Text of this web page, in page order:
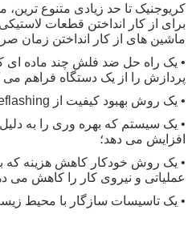
کریوجنیک تا حد زیادی متنوع ترین،
برای از کار انداختن قطعات
ماشین های از کار انداختن زمان
• یک راه حل ضد فلش چند ماده ای
پردازش را از یک دستگاه فراهم می
• یک روش بهبود کیفیت از deflashing؛
• یک سیستم که بهره وری را به
افزایش می دهد؛
• یک روش خودکار کاهش هزینه که
عملیاتی و نیروی کار را کاهش می
• یک تاسیسات سازگار با محیط